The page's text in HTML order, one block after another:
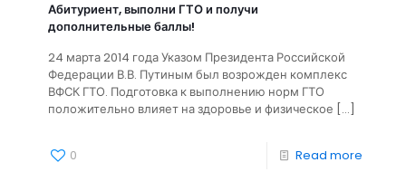
Абитуриент, выполни ГТО и получи
дополнительные баллы!
24 марта 2014 года Указом Президента Российской
Федерации В.В. Путиным был возрожден комплекс
ВФСК ГТО. Подготовка к выполнению норм ГТО
положительно влияет на здоровье и физическое […]
0 Read more